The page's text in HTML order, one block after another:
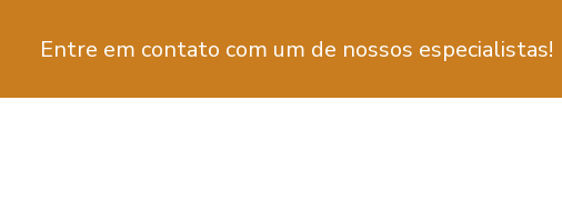
Entre em contato com um de nossos especialistas!